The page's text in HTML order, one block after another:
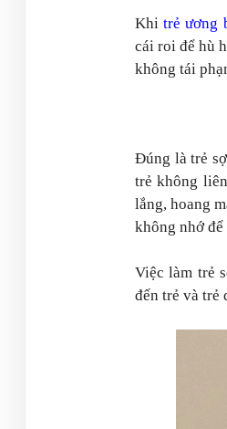
Khitrẻ ương
cái roi để hù
không tái
Đúng là trẻ
trẻ không
lắng, hoang
không nhớ
Việc làm trẻ
đến trẻ và trẻ